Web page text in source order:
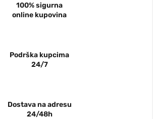
100% sigurna
online kupovina
Podrška kupcima
24/7
Dostava na adresu
24/48h